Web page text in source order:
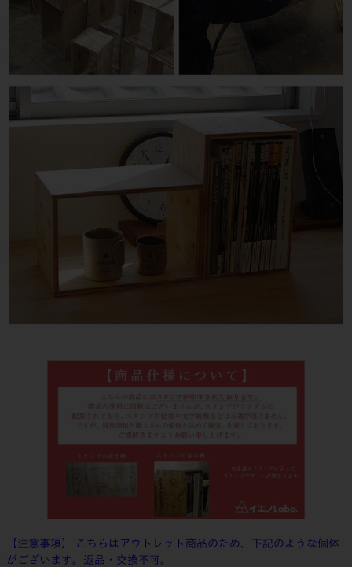
【注意事項】 こちらはアウトレット商品のため、下記のような個体
がございます。返品・交換不可。